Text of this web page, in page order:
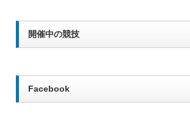
開催中の競技
Facebook